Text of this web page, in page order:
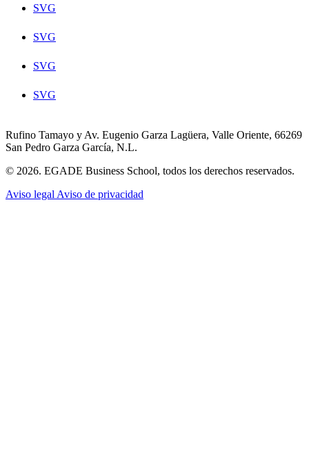
SVG
SVG
SVG
SVG
Rufino Tamayo y Av. Eugenio Garza Lagüera, Valle Oriente, 66269
San Pedro Garza García, N.L.
© 2026. EGADE Business School, todos los derechos reservados.
Aviso legal Aviso de privacidad